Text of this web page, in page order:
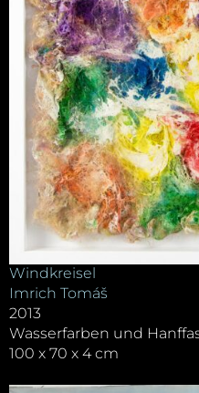
Windkreisel
Imrich Tomáš
2013
Wasserfarben und
100 x 70 x 4 cm